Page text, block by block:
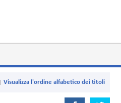
Visualizza l'ordine alfabetico dei titoli